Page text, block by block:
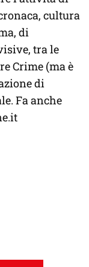
cultura
di
tra le
Crime (ma è
di
Fa anche